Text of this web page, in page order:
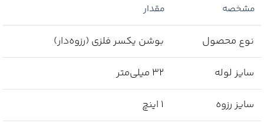
مشخصه مقدار
نوع محصول بوشن یکسر فلزی (رزوه‌دار)
سایز لوله 32 میلی‌متر
سایز رزوه 1 اینچ